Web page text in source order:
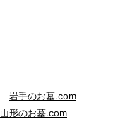
岩手のお墓.com
山形のお墓.com